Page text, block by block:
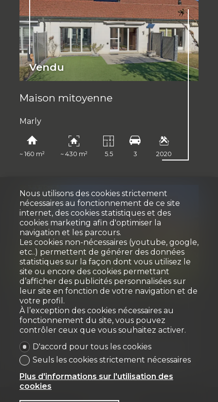
Vendu
Maison mitoyenne
Marly
~ 160 m² ~ 430 m² 5.5 3 2020
Vendu
Maison individuelle
Marly
~ 200 m² ~ 1'012 m² 8.5 8 2010
Nous utilisons des cookies strictement
nécessaires au fonctionnement de ce site
internet, des cookies statistiques et des
cookies marketing afin d'optimiser la
navigation et les parcours.
Les cookies non-nécessaires (youtube, google,
etc..) permettent de générer des données
statistiques sur la façon dont vous utilisez le
site ou encore des cookies permettant
d’afficher des publicités personnalisées sur
leur site en fonction de votre navigation et de
votre profil.
À l’exception des cookies nécessaires au
fonctionnement du site, vous pouvez
contrôler ceux que vous souhaitez activer.
D'accord pour tous les cookies
Seuls les cookies strictement nécessaires
Plus d'informations sur l'utilisation des
cookies